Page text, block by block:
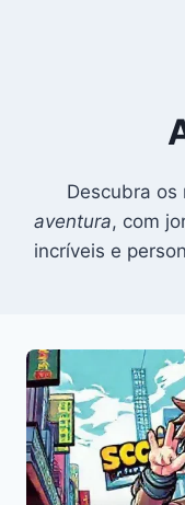
Descubra os
aventura, com
incríveis e